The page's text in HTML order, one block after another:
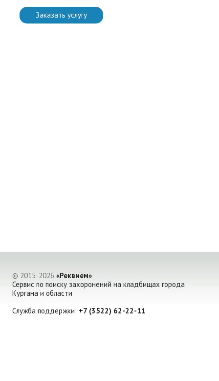
Заказать услугу
© 2015-2026 «Реквием»
Сервис по поиску захоронений на кладбищах города
Кургана и области
Служба поддержки: +7 (3522) 62-22-11